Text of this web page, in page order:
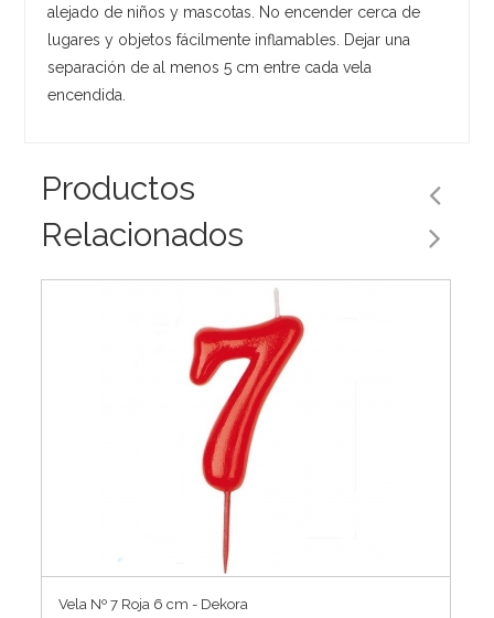
alejado de niños y mascotas. No encender cerca de
lugares y objetos fácilmente inflamables. Dejar una
separación de al menos 5 cm entre cada vela
encendida.
Productos
Relacionados
Vela Nº 7 Roja 6 cm - Dekora